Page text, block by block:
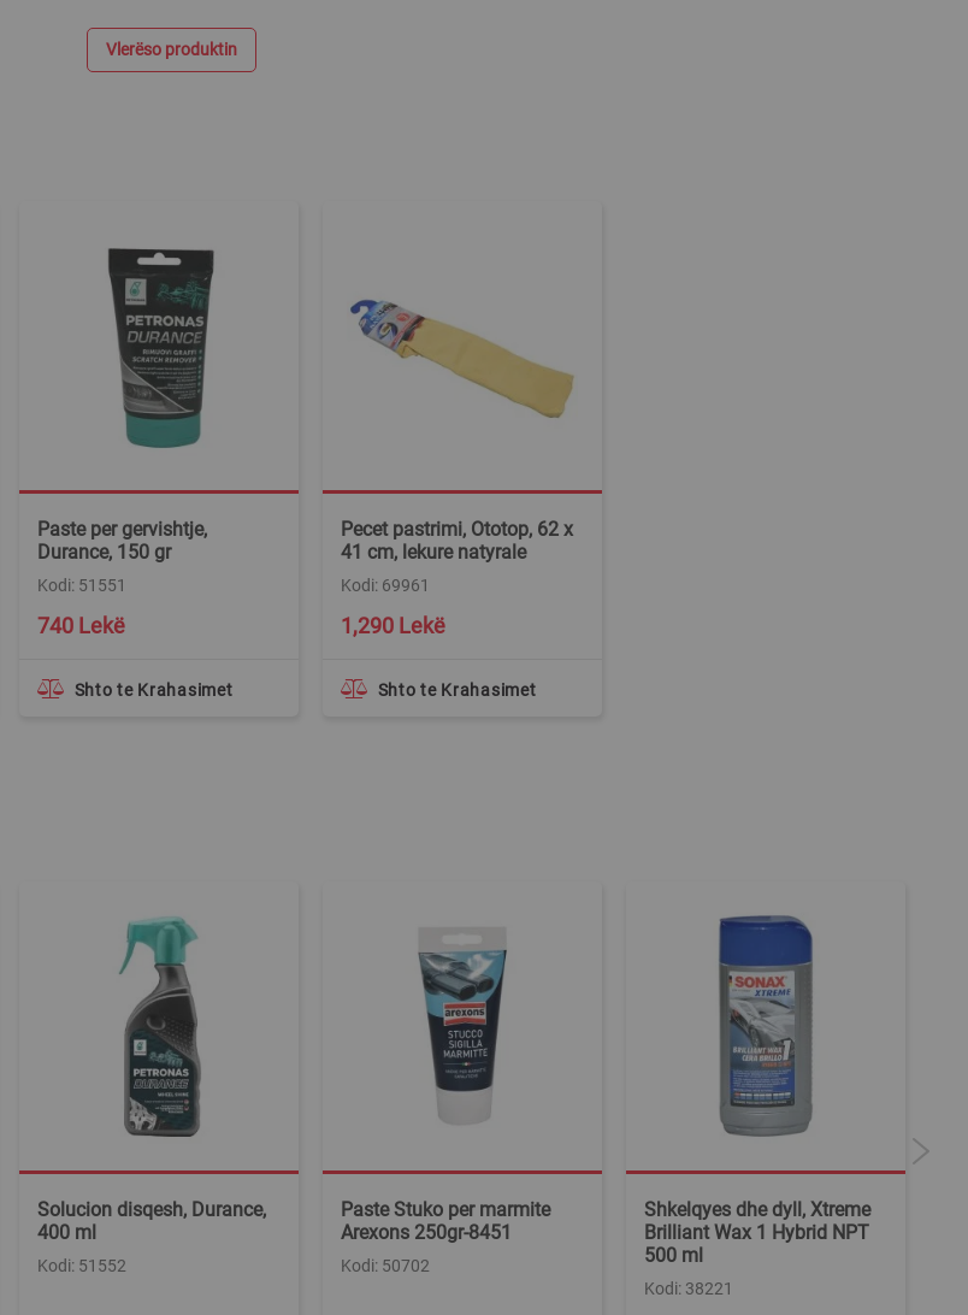
Vlerëso produktin
Paste per gervishtje,
Durance, 150 gr
740 Lekë
Kodi: 51551
Shto te Krahasimet
Pecet pastrimi, Ototop, 62 x
41 cm, lekure natyrale
1,290 Lekë
Kodi: 69961
Shto te Krahasimet
Solucion disqesh, Durance,
400 ml
Kodi: 51552
Paste Stuko per marmite
Arexons 250gr-8451
Kodi: 50702
Shkelqyes dhe dyll, Xtreme
Brilliant Wax 1 Hybrid NPT
500 ml
Kodi: 38221